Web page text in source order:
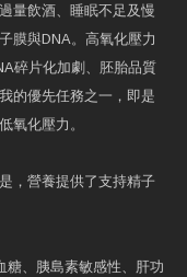
量飲酒、睡眠不足及慢
膜與DNA。高氧化壓力
碎片化加劇、胚胎品質
的優先任務之一，即是
氧化壓力。
，營養提供了支持精子
糖、胰島素敏感性、肝功